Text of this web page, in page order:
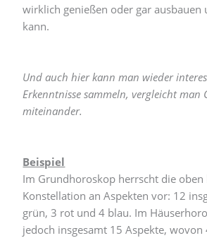
wirklich genießen oder gar ausbauen
kann.
Und auch hier kann man wieder
Erkenntnisse sammeln, vergleicht man
miteinander.
Beispiel
Im Grundhoroskop herrscht die oben
Konstellation an Aspekten vor: 12
grün, 3 rot und 4 blau. Im
jedoch insgesamt 15 Aspekte,